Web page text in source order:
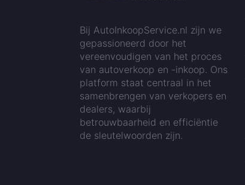
Bij AutoInkoopService.nl zijn we
gepassioneerd door het
vereenvoudigen van het proces
van autoverkoop en -inkoop. Ons
platform staat centraal in het
samenbrengen van verkopers en
dealers, waarbij
betrouwbaarheid en efficiëntie
de sleutelwoorden zijn.